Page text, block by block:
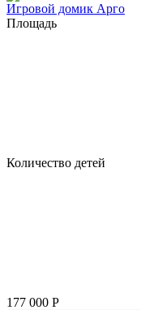
Игровой домик Арго
Площадь
Количество детей
177 000 Р